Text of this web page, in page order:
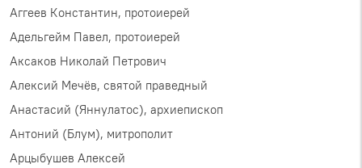
Аггеев Константин, протоиерей
Адельгейм Павел, протоиерей
Аксаков Николай Петрович
Алексий Мечёв, святой праведный
Анастасий (Яннулатос), архиепископ
Антоний (Блум), митрополит
Арцыбушев Алексей